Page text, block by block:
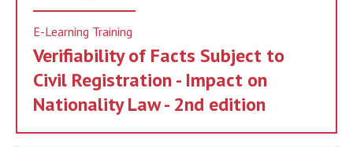
E-Learning Training
Verifiability of Facts Subject to
Civil Registration - Impact on
Nationality Law - 2nd edition